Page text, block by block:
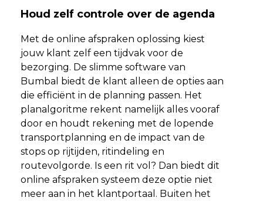
Houd zelf controle over de agenda
Met de online afspraken oplossing kiest
jouw klant zelf een tijdvak voor de
bezorging. De slimme software van
Bumbal biedt de klant alleen de opties aan
die efficiënt in de planning passen. Het
planalgoritme rekent namelijk alles vooraf
door en houdt rekening met de lopende
transportplanning en de impact van de
stops op rijtijden, ritindeling en
routevolgorde. Is een rit vol? Dan biedt dit
online afspraken systeem deze optie niet
meer aan in het klantportaal. Buiten het